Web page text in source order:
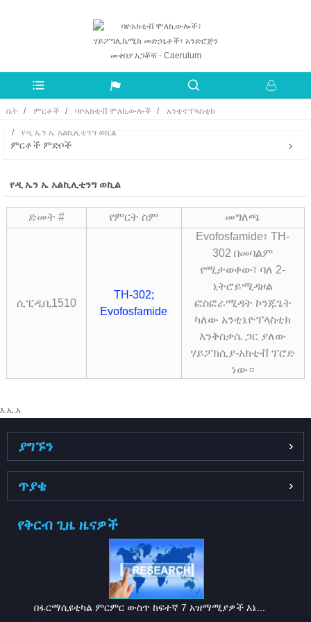
ቤት ምርቶች ባዮአክቲቭ ሞለኪውሎች አንቲኖፕላስቲክ
የዲ ኤን ኤ አልኪሊቲንግ ወኪል
ምርቶች ምድቦች
የዲ ኤን ኤ አልኪሊቲንግ ወኪል
ድመት # የምርት ስም መግለጫ
ሲፒዲቢ1510
TH-302;
Evofosfamide
Evofosfamide፣ TH-
302 በመባልም
የሚታወቀው፣ ባለ 2-
ኒትሮይሚዳዞል
ፎስፎራሚዳት ኮንጁጌት
ካለው አንቲኔዮፕላስቲክ
እንቅስቃሴ ጋር ያለው
ሃይፖክሲያ-አክቲቭ ፕሮድ
ነው።
እ.ኤ.አ
ያግኙን
ጥያቄ
የቅርብ ጊዜ ዜናዎች
በፋርማሲዩቲካል ምርምር ውስጥ ከፍተኛ 7 አዝማሚያዎች እኔ...